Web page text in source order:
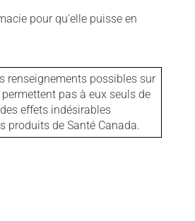
pour qu'elle puisse en
renseignements possibles sur
pas à eux seuls de
effets indésirables
produits de Santé Canada.